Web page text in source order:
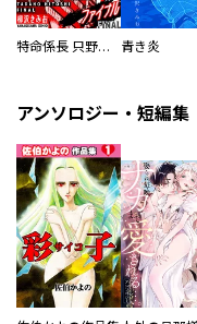
特命係長 只野仁ファイナル 愛蔵版 青き炎
アンソロジー・短編集